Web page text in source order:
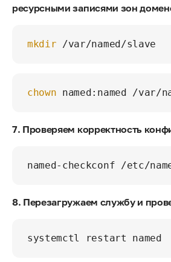
ресурсными записями зон
mkdir
chown
7. Проверяем корректность
8. Перезагружаем службу и